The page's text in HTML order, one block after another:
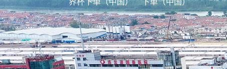
界杯下单（中国） 下单（中国）